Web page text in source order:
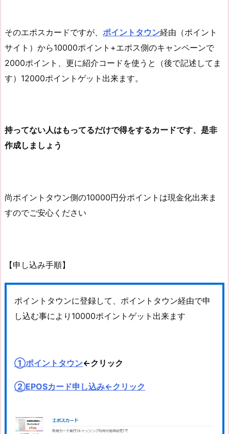
そのエポスカードですが、 ポイントタウン経由（ポイント
サイト）から10000ポイント+エポス側のキャンペーンで
2000ポイント、更に紹介コードを使うと（後で記述してま
す）12000ポイントゲット出来ます。
持ってない人はもってるだけで得をするカードです、是非
作成しましょう
尚ポイントタウン側の10000円分ポイントは現金化出来ま
すのでご安心ください
【申し込み手順】
ポイントタウンに登録して、ポイントタウン経由で申
し込む事により10000ポイントゲット出来ます
①ポイントタウン←クリック
②EPOSカード申し込み←クリック